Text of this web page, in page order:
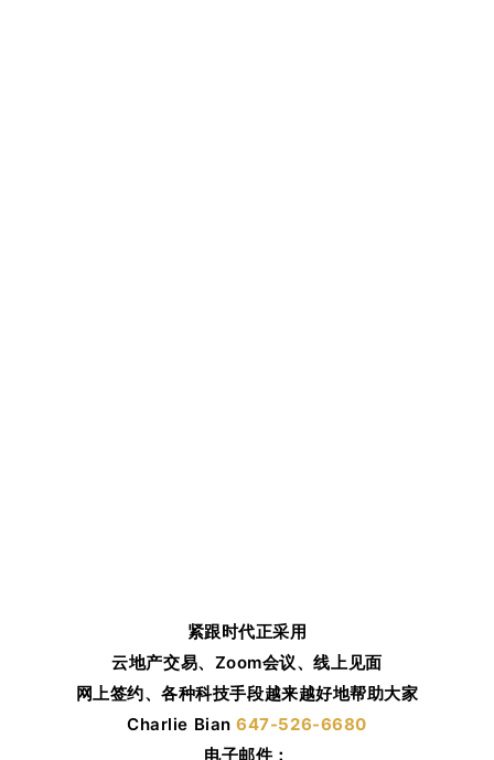
紧跟时代正采用
云地产交易、Zoom会议、线上见面
网上签约、各种科技手段越来越好地帮助大家
Charlie Bian647-526-6680
电子邮件：